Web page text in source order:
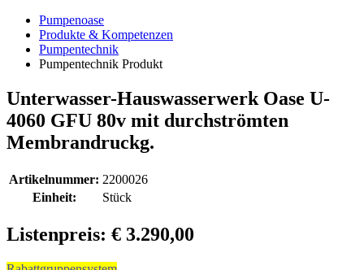
Pumpenoase
Produkte & Kompetenzen
Pumpentechnik
Pumpentechnik Produkt
Unterwasser-Hauswasserwerk Oase U-
4060 GFU 80v mit durchströmten
Membrandruckg.
Artikelnummer: 2200026
Einheit:
Stück
Listenpreis: € 3.290,00